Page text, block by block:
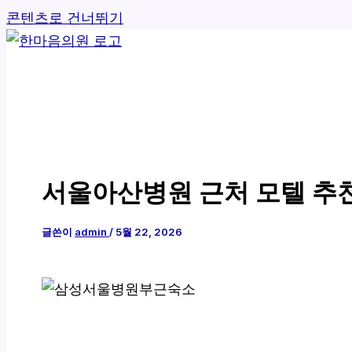
콘텐츠로 건너뛰기
서울아산병원 근처 모텔 추
글쓴이 admin / 5월 22, 2026